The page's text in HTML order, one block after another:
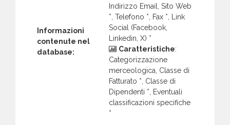
Informazioni
contenute nel
database:
Indirizzo Email, Sito Web
*, Telefono *, Fax *, Link
Social (Facebook,
Linkedin, X) *
Caratteristiche:
Categorizzazione
merceologica, Classe di
Fatturato *, Classe di
Dipendenti *, Eventuali
classificazioni specifiche
*